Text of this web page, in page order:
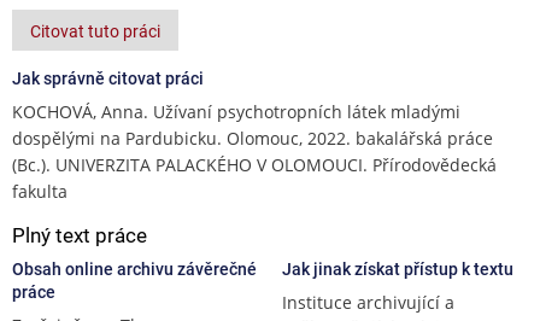
Citovat tuto práci
Jak správně citovat práci
KOCHOVÁ, Anna. Užívaní psychotropních látek mladými
dospělými na Pardubicku. Olomouc, 2022. bakalářská práce
(Bc.). UNIVERZITA PALACKÉHO V OLOMOUCI. Přírodovědecká
fakulta
Plný text práce
Obsah online archivu závěrečné
práce
Jak jinak získat přístup k textu
Instituce archivující a